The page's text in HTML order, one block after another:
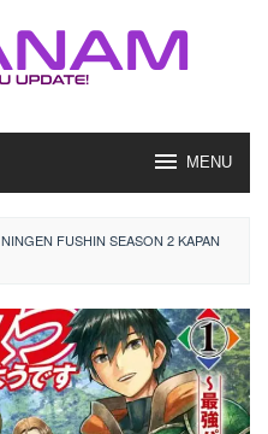
MENU
NINGEN FUSHIN SEASON 2 KAPAN